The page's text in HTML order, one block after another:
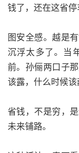
钱了，还在这省停
图安全感。越是
沉浮太多了。当
前。孙俪两口子
该露，什么时候该
省钱，不是穷，
未来铺路。